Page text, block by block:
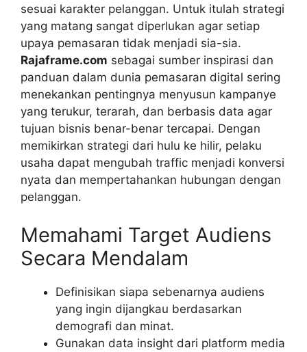
sesuai karakter pelanggan. Untuk itulah strategi
yang matang sangat diperlukan agar setiap
upaya pemasaran tidak menjadi sia-sia.
Rajaframe.com sebagai sumber inspirasi dan
panduan dalam dunia pemasaran digital sering
menekankan pentingnya menyusun kampanye
yang terukur, terarah, dan berbasis data agar
tujuan bisnis benar-benar tercapai. Dengan
memikirkan strategi dari hulu ke hilir, pelaku
usaha dapat mengubah traffic menjadi konversi
nyata dan mempertahankan hubungan dengan
pelanggan.
Memahami Target Audiens
Secara Mendalam
Definisikan siapa sebenarnya audiens
yang ingin dijangkau berdasarkan
demografi dan minat.
Gunakan data insight dari platform media